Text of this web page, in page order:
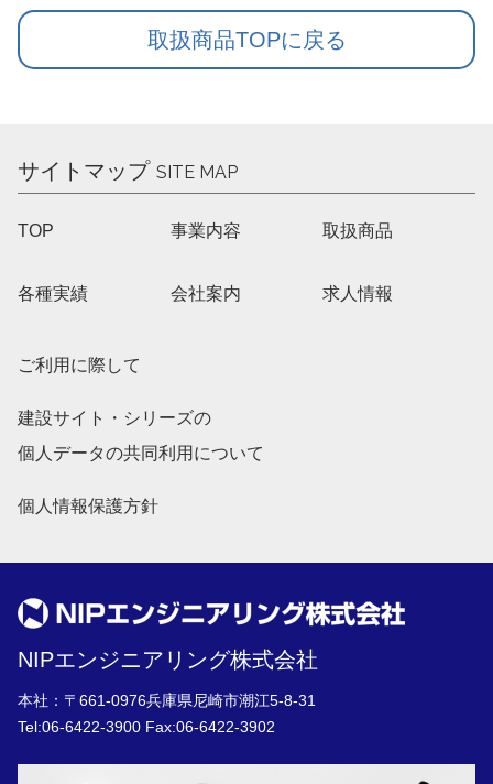
取扱商品TOPに戻る
サイトマップ SITE MAP
TOP 事業内容 取扱商品
各種実績 会社案内 求人情報
ご利用に際して
建設サイト・シリーズの
個人データの共同利用について
個人情報保護方針
NIPエンジニアリング株式会社
本社：〒661-0976兵庫県尼崎市潮江5-8-31
Tel:06-6422-3900 Fax:06-6422-3902